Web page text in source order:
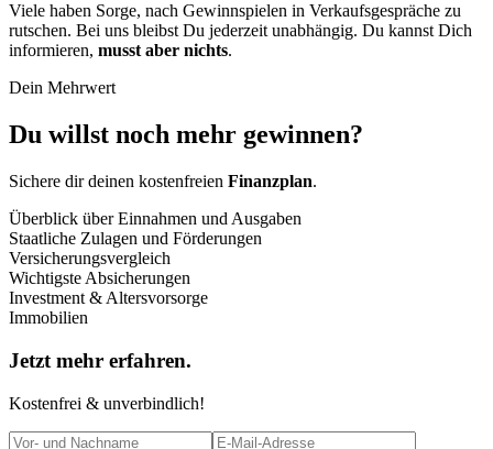
Viele haben Sorge, nach Gewinnspielen in Verkaufsgespräche zu
rutschen. Bei uns bleibst Du jederzeit unabhängig. Du kannst Dich
informieren, musst aber nichts.
Dein Mehrwert
Du willst noch mehr gewinnen?
Sichere dir deinen kostenfreien Finanzplan.
Überblick über Einnahmen und Ausgaben
Staatliche Zulagen und Förderungen
Versicherungsvergleich
Wichtigste Absicherungen
Investment & Altersvorsorge
Immobilien
Jetzt mehr erfahren.
Kostenfrei & unverbindlich!